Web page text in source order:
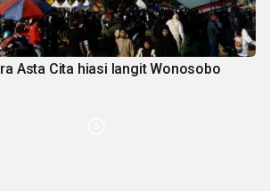
Asta Cita hiasi langit Wonosobo